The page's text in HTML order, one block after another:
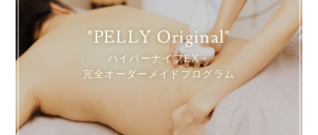
"PELLY Original"
ハイパーナイフEX・
完全オーダーメイドプログラム